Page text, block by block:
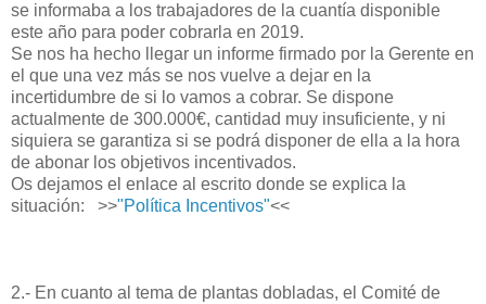
se informaba a los trabajadores de la cuantía disponible
este año para poder cobrarla en 2019.
Se nos ha hecho llegar un informe firmado por la Gerente en
el que una vez más se nos vuelve a dejar en la
incertidumbre de si lo vamos a cobrar. Se dispone
actualmente de 300.000€, cantidad muy insuficiente, y ni
siquiera se garantiza si se podrá disponer de ella a la hora
de abonar los objetivos incentivados.
Os dejamos el enlace al escrito donde se explica la
situación: >>"Política Incentivos"<<
2.- En cuanto al tema de plantas dobladas, el Comité de